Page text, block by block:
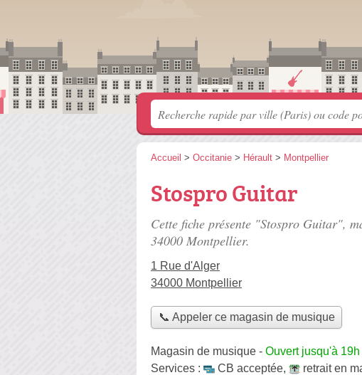
Accueil > Occitanie > Hérault > Montpellier
Stospro Guitar
Cette fiche présente "Stospro Guitar",
34000 Montpellier.
1 Rue d'Alger
34000 Montpellier
📞 Appeler ce magasin de musique
Magasin de musique - Ouvert jusqu'à 19h
Services :
CB acceptée, retrait en